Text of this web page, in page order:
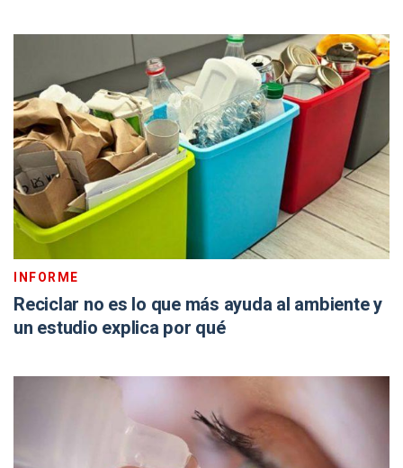
INFORME
Reciclar no es lo que más ayuda al ambiente y
un estudio explica por qué